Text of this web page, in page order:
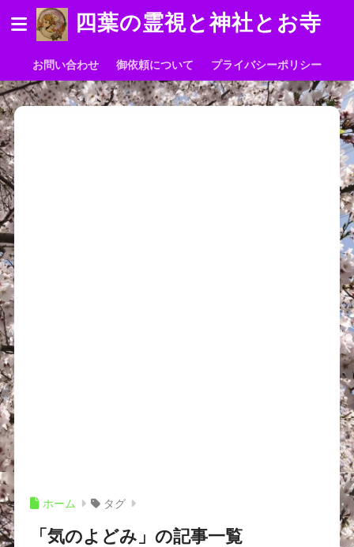
四葉の霊視と神社とお寺
お問い合わせ 御依頼について プライバシーポリシー
ホーム タグ
「気のよどみ」の記事一覧